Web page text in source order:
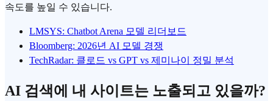
속도를 높일 수 있습니다.
LMSYS: Chatbot Arena 모델 리더보드
Bloomberg: 2026년 AI 모델 경쟁
TechRadar: 클로드 vs GPT vs 제미나이 정밀 분석
AI 검색에 내 사이트는 노출되고 있을까?